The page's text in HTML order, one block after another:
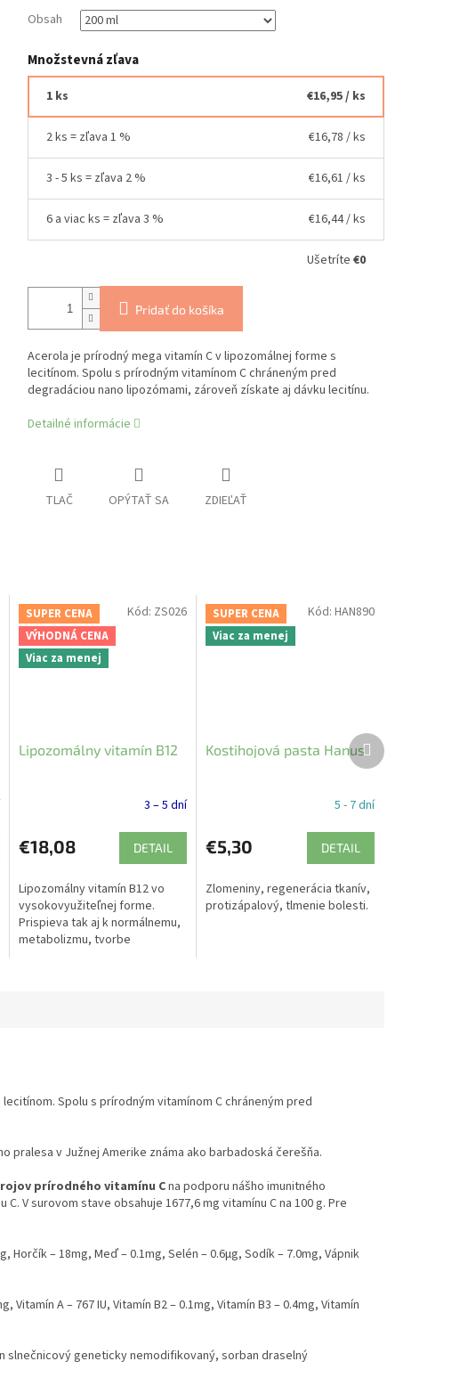
Obsah
Množstevná zľava
1 ks €16,95/ ks
2 ks = zľava 1 % €16,78 / ks
3 - 5 ks = zľava 2 % €16,61 / ks
6 a viac ks = zľava 3 % €16,44/ ks
Ušetríte €0
Pridať do košíka
Acerola je prírodný mega vitamín C v lipozomálnej forme s
lecitínom. Spolu s prírodným vitamínom C chráneným pred
degradáciou nano lipozómami, zároveň získate aj dávku lecitínu.
Detailné informácie
TLAČ OPÝTAŤ SA ZDIEĽAŤ
SUPER CENA
VÝHODNÁ CENA
Viac za menej
Lipozomálny vitamín B12
3 – 5 dní
€18,08 DETAIL
Lipozomálny vitamín B12 vo
vysokovyužiteľnej forme.
Prispieva tak aj k normálnemu,
metabolizmu, tvorbe
Kód: ZS026
SUPER CENA
Viac za menej
Kostihojová pasta Hanus
5 - 7 dní
€5,30 DETAIL
Zlomeniny, regenerácia tkanív,
protizápalový, tlmenie bolesti.
Kód: HAN890
Ďalší
produkt
Spolu s prírodným vitamínom C chráneným pred
pralesa v Južnej Amerike známa ako barbadoská čerešňa.
prírodného vitamínu Cna podporu nášho imunitného
V surovom stave obsahuje 1677,6 mg vitamínu C na 100 g. Pre
– 18mg, Meď – 0.1mg, Selén – 0.6µg, Sodík – 7.0mg, Vápnik
A – 767 IU, Vitamín B2 – 0.1mg, Vitamín B3 – 0.4mg, Vitamín
slnečnicový geneticky nemodifikovaný, sorban draselný